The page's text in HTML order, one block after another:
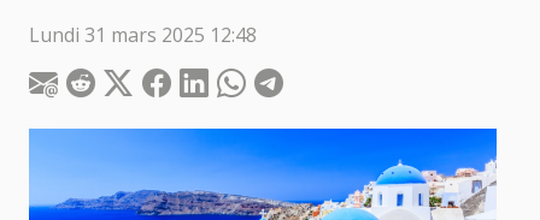
Lundi 31 mars 2025 12:48